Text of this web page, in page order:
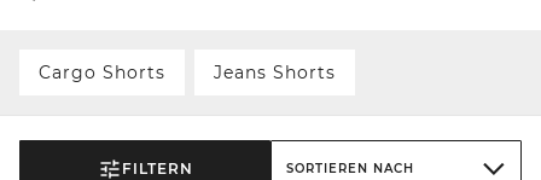
Cargo Shorts Jeans Shorts
FILTERN SORTIEREN NACH